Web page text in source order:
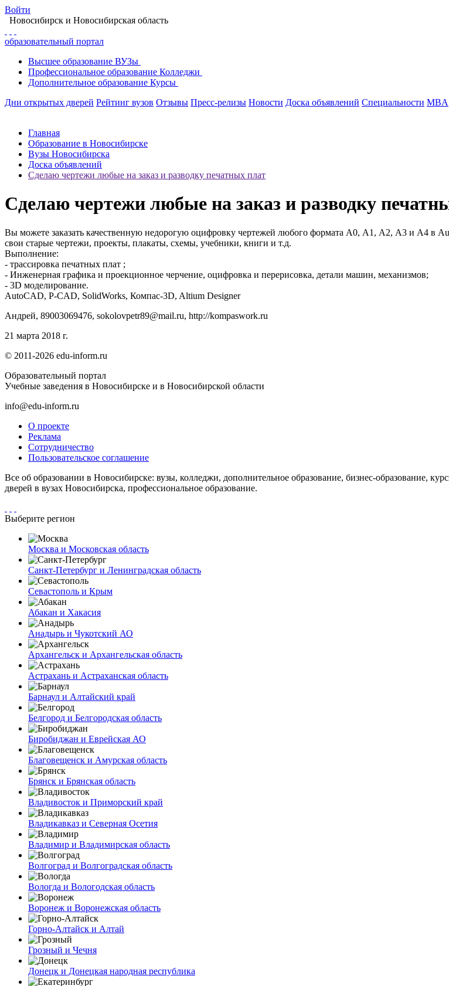
Войти
Новосибирск и Новосибирская область
образовательный портал
Высшее образование ВУЗы
Профессиональное образование Колледжи
Дополнительное образование Курсы
Дни открытых дверей Рейтинг вузов Отзывы Пресс-релизы Новости Доска объявлений Специальности MBA
Главная
Образование в Новосибирске
Вузы Новосибирска
Доска объявлений
Сделаю чертежи любые на заказ и разводку печатных плат
Сделаю чертежи любые на заказ и разводку
Вы можете заказать качественную недорогую оцифровку чертежей любого формата А0, А1, А2, А3 и А4 в
свои старые чертежи, проекты, плакаты, схемы, учебники, книги и т.д.
Выполнение:
- трассировка печатных плат ;
- Инженерная графика и проекционное черчение, оцифровка и перерисовка, детали машин, механизмов;
- 3D моделирование.
AutoCAD, P-CAD, SolidWorks, Компас-3D, Altium Designer
Андрей, 89003069476, sokolovpetr89@mail.ru, http://kompaswork.ru
21 марта 2018 г.
© 2011-2026 edu-inform.ru
Образовательный портал
Учебные заведения в Новосибирске и в Новосибирской области
info@edu-inform.ru
О проекте
Реклама
Сотрудничество
Пользовательское соглашение
Все об образовании в Новосибирске: вузы, колледжи, дополнительное образование, бизнес-образование,
дверей в вузах Новосибирска, профессиональное образование.
Выберите регион
Москва и Московская область
Санкт-Петербург и Ленинградская область
Севастополь и Крым
Абакан и Хакасия
Анадырь и Чукотский АО
Архангельск и Архангельская область
Астрахань и Астраханская область
Барнаул и Алтайский край
Белгород и Белгородская область
Биробиджан и Еврейская АО
Благовещенск и Амурская область
Брянск и Брянская область
Владивосток и Приморский край
Владикавказ и Северная Осетия
Владимир и Владимирская область
Волгоград и Волгоградская область
Вологда и Вологодская область
Воронеж и Воронежская область
Горно-Алтайск и Алтай
Грозный и Чечня
Донецк и Донецкая народная республика